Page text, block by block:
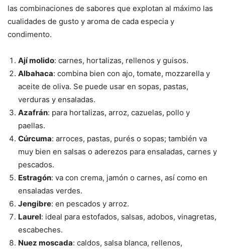
las combinaciones de sabores que explotan al máximo las
cualidades de gusto y aroma de cada especia y
condimento.
Ají molido: carnes, hortalizas, rellenos y guisos.
Albahaca: combina bien con ajo, tomate, mozzarella y
aceite de oliva. Se puede usar en sopas, pastas,
verduras y ensaladas.
Azafrán: para hortalizas, arroz, cazuelas, pollo y
paellas.
Cúrcuma: arroces, pastas, purés o sopas; también va
muy bien en salsas o aderezos para ensaladas, carnes y
pescados.
Estragón: va con crema, jamón o carnes, así como en
ensaladas verdes.
Jengibre: en pescados y arroz.
Laurel: ideal para estofados, salsas, adobos, vinagretas,
escabeches.
Nuez moscada: caldos, salsa blanca, rellenos,